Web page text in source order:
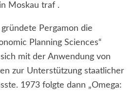
Moskau traf .
gründete Pergamon die
Planning Sciences“
mit der Anwendung von
zur Unterstützung staatlicher
1973 folgte dann „Omega: